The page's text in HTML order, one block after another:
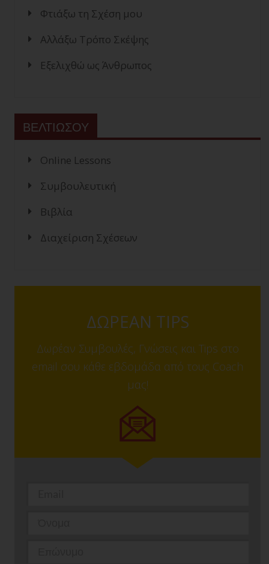
Φτιάξω τη Σχέση μου
Αλλάξω Τρόπο Σκέψης
Εξελιχθώ ως Άνθρωπος
ΒΕΛΤΙΩΣΟΥ
Online Lessons
Συμβουλευτική
Βιβλία
Διαχείριση Σχέσεων
ΔΩΡΕΑΝ TIPS
Δωρέαν Συμβουλές, Γνώσεις και Tips στο
email σου κάθε εβδομάδα από τους Coach
μας!